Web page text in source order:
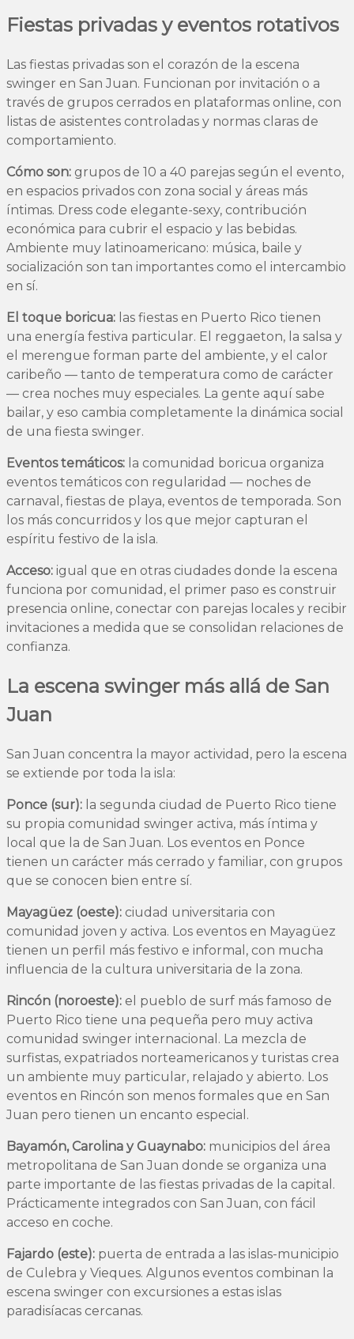
Fiestas privadas y eventos rotativos
Las fiestas privadas son el corazón de la escena
swinger en San Juan. Funcionan por invitación o a
través de grupos cerrados en plataformas online, con
listas de asistentes controladas y normas claras de
comportamiento.
Cómo son: grupos de 10 a 40 parejas según el evento,
en espacios privados con zona social y áreas más
íntimas. Dress code elegante-sexy, contribución
económica para cubrir el espacio y las bebidas.
Ambiente muy latinoamericano: música, baile y
socialización son tan importantes como el intercambio
en sí.
El toque boricua: las fiestas en Puerto Rico tienen
una energía festiva particular. El reggaeton, la salsa y
el merengue forman parte del ambiente, y el calor
caribeño — tanto de temperatura como de carácter
— crea noches muy especiales. La gente aquí sabe
bailar, y eso cambia completamente la dinámica social
de una fiesta swinger.
Eventos temáticos: la comunidad boricua organiza
eventos temáticos con regularidad — noches de
carnaval, fiestas de playa, eventos de temporada. Son
los más concurridos y los que mejor capturan el
espíritu festivo de la isla.
Acceso: igual que en otras ciudades donde la escena
funciona por comunidad, el primer paso es construir
presencia online, conectar con parejas locales y recibir
invitaciones a medida que se consolidan relaciones de
confianza.
La escena swinger más allá de San
Juan
San Juan concentra la mayor actividad, pero la escena
se extiende por toda la isla:
Ponce (sur): la segunda ciudad de Puerto Rico tiene
su propia comunidad swinger activa, más íntima y
local que la de San Juan. Los eventos en Ponce
tienen un carácter más cerrado y familiar, con grupos
que se conocen bien entre sí.
Mayagüez (oeste): ciudad universitaria con
comunidad joven y activa. Los eventos en Mayagüez
tienen un perfil más festivo e informal, con mucha
influencia de la cultura universitaria de la zona.
Rincón (noroeste): el pueblo de surf más famoso de
Puerto Rico tiene una pequeña pero muy activa
comunidad swinger internacional. La mezcla de
surfistas, expatriados norteamericanos y turistas crea
un ambiente muy particular, relajado y abierto. Los
eventos en Rincón son menos formales que en San
Juan pero tienen un encanto especial.
Bayamón, Carolina y Guaynabo: municipios del área
metropolitana de San Juan donde se organiza una
parte importante de las fiestas privadas de la capital.
Prácticamente integrados con San Juan, con fácil
acceso en coche.
Fajardo (este): puerta de entrada a las islas-municipio
de Culebra y Vieques. Algunos eventos combinan la
escena swinger con excursiones a estas islas
paradisíacas cercanas.